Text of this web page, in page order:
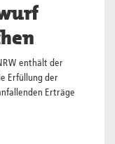
enthält der
Erfüllung der
Erträge